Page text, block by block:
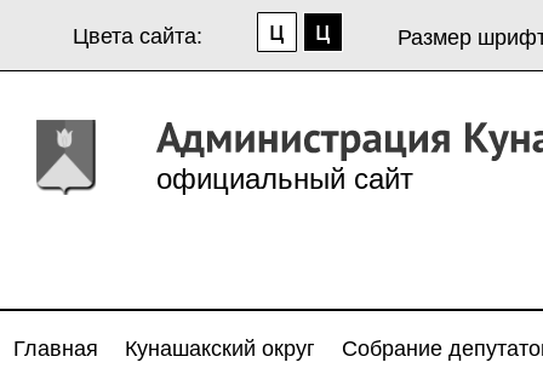
Цвета сайта: Размер
официальный сайт
Главная Кунашакский округ
Собрание